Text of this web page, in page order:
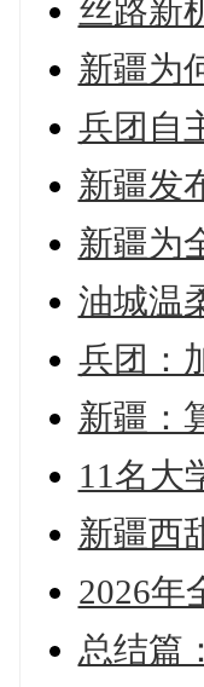
丝路新
新疆为
兵团自
新疆发
新疆为
油城温
兵团：
新疆：
11名大
新疆西
2026年
总结篇